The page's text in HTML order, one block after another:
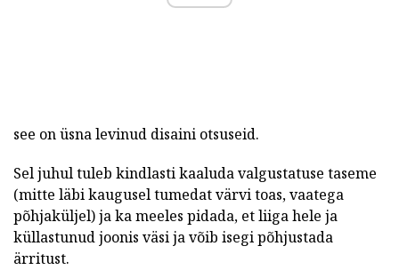
see on üsna levinud disaini otsuseid.
Sel juhul tuleb kindlasti kaaluda valgustatuse taseme
(mitte läbi kaugusel tumedat värvi toas, vaatega
põhjaküljel) ja ka meeles pidada, et liiga hele ja
küllastunud joonis väsi ja võib isegi põhjustada
ärritust.